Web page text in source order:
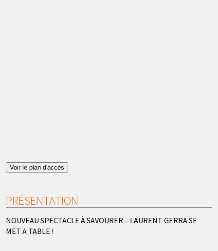
Voir le plan d'accès
PRÉSENTATION
NOUVEAU SPECTACLE À SAVOURER – LAURENT GERRA SE
MET A TABLE !